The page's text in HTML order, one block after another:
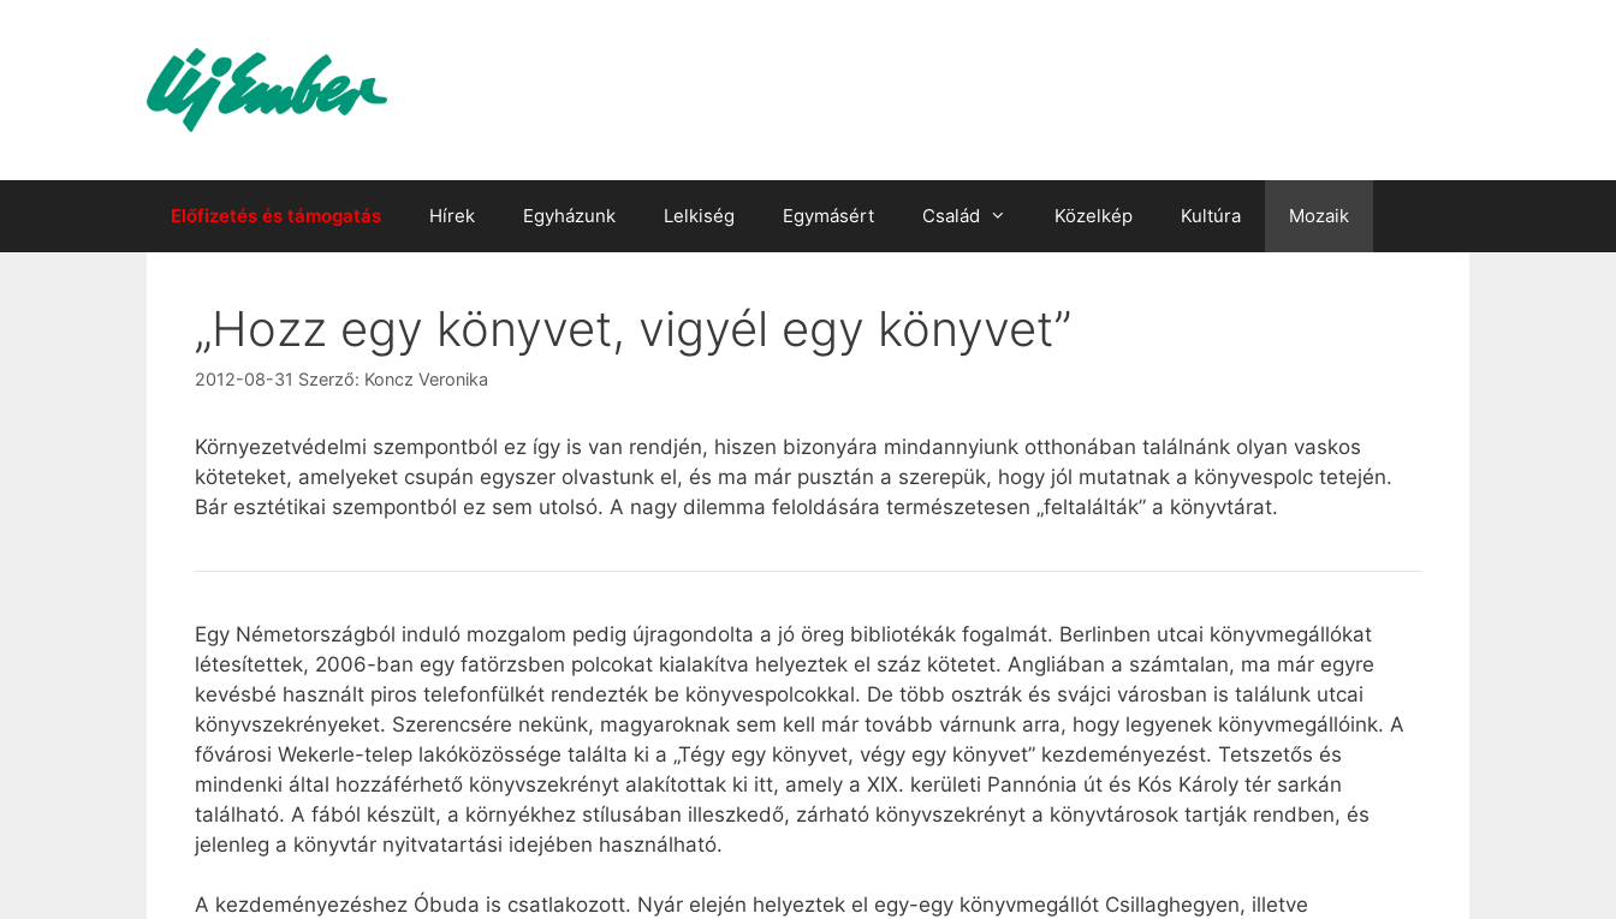
Előfizetés és támogatás Hírek Egyházunk Lelkiség Egymásért Család Közelkép Kultúra Mozaik
„Hozz egy könyvet, vigyél egy könyvet”
2012-08-31 Szerző: Koncz Veronika
Környezetvédelmi szempontból ez így is van rendjén, hiszen bizonyára mindannyiunk otthonában találnánk olyan vaskos
köteteket, amelyeket csupán egyszer olvastunk el, és ma már pusztán a szerepük, hogy jól mutatnak a könyvespolc tetején.
Bár esztétikai szempontból ez sem utolsó. A nagy dilemma feloldására természetesen „feltalálták” a könyvtárat.
Egy Németországból induló mozgalom pedig újragondolta a jó öreg bibliotékák fogalmát. Berlinben utcai könyvmegállókat
létesítettek, 2006-ban egy fatörzsben polcokat kialakítva helyeztek el száz kötetet. Angliában a számtalan, ma már egyre
kevésbé használt piros telefonfülkét rendezték be könyvespolcokkal. De több osztrák és svájci városban is találunk utcai
könyvszekrényeket. Szerencsére nekünk, magyaroknak sem kell már tovább várnunk arra, hogy legyenek könyvmegállóink. A
fővárosi Wekerle-telep lakóközössége találta ki a „Tégy egy könyvet, végy egy könyvet” kezdeményezést. Tetszetős és
mindenki által hozzáférhető könyvszekrényt alakítottak ki itt, amely a XIX. kerületi Pannónia út és Kós Károly tér sarkán
található. A fából készült, a környékhez stílusában illeszkedő, zárható könyvszekrényt a könyvtárosok tartják rendben, és
jelenleg a könyvtár nyitvatartási idejében használható.
A kezdeményezéshez Óbuda is csatlakozott. Nyár elején helyeztek el egy-egy könyvmegállót Csillaghegyen, illetve